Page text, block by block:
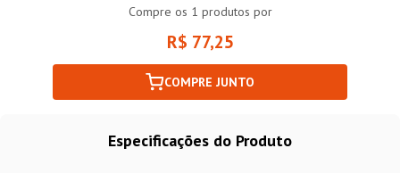
Compre os 1 produtos por
R$ 77,25
COMPRE JUNTO
Especificações do Produto